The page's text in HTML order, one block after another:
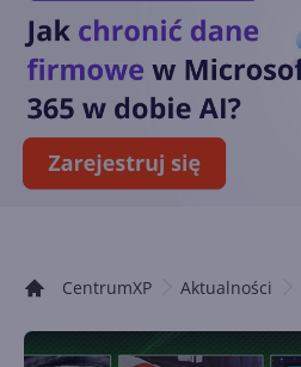
CentrumXP Aktualności